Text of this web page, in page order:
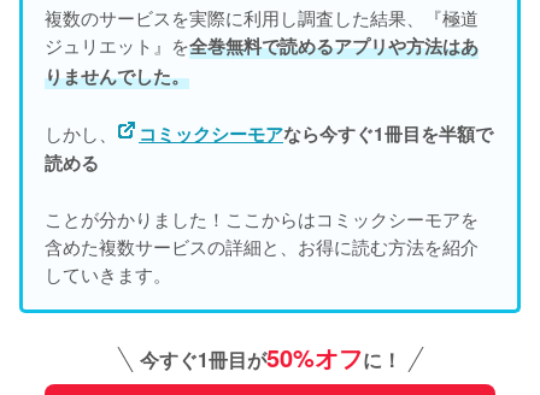
複数のサービスを実際に利用し調査した結果、『極道
ジュリエット』を全巻無料で読めるアプリや方法はあ
りませんでした。
しかし、 コミックシーモアなら今すぐ1冊目を半額で
読める
ことが分かりました！ここからはコミックシーモアを
含めた複数サービスの詳細と、お得に読む方法を紹介
していきます。
今すぐ1冊目が50%オフに！